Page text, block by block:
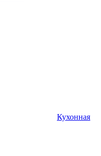
Кухонная